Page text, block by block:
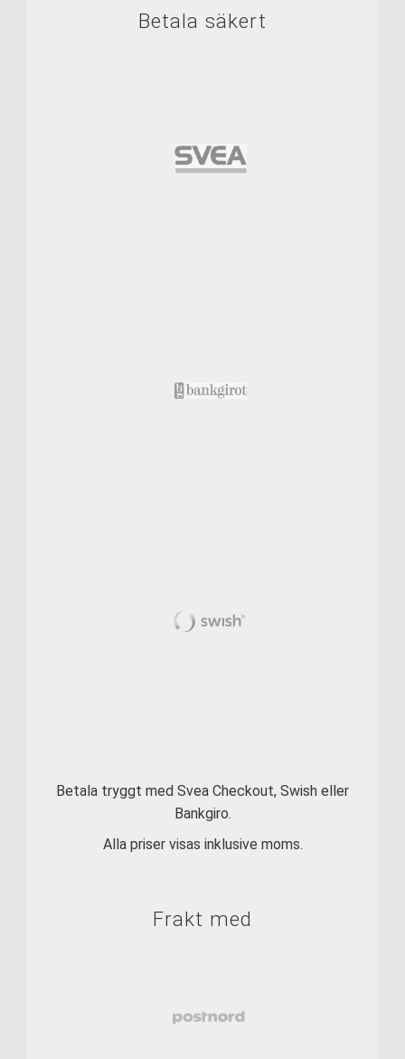
Betala säkert
Betala tryggt med Svea Checkout, Swish eller
Bankgiro.
Alla priser visas inklusive moms.
Frakt med